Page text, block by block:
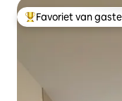
Topfavoriet van
Favoriet van